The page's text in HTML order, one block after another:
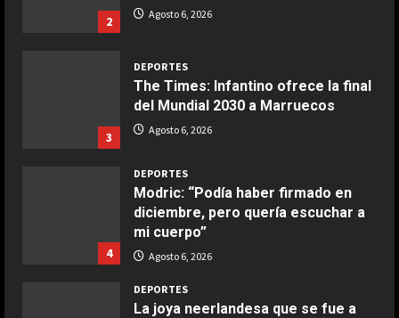
Ensalada de espinacas deliciosa
COCINA
aire
COCINA
Buñuelos de alcachofas
2 Agosto 6, 2026
3
DEPORTES
The Times: Infantino ofrece la final
del Mundial 2030 a Marruecos
Agosto 6, 2026
4
DEPORTES
Modric: “Podía haber firmado en
diciembre, pero quería escuchar a
mi cuerpo”
Agosto 6, 2026
DEPORTES
La joya neerlandesa que se fue a